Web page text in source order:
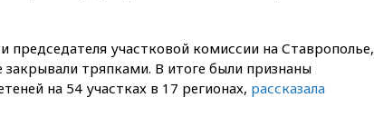
итальянских туристов
12:27 Возгорание на Ильском
НПЗ, вызванное атакой БПЛА,
председателя участковой комиссии на Ставрополье,
тряпками. В итоге были признаны
на 54 участках в 17 регионах, рассказала